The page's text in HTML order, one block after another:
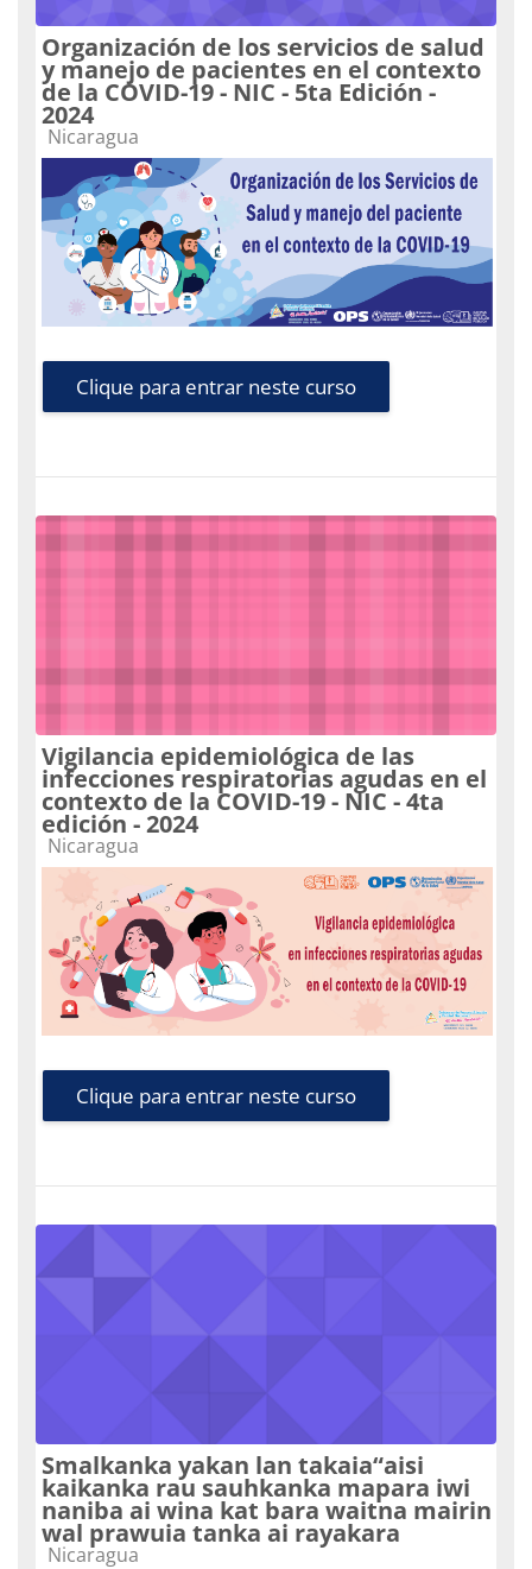
Organización de los servicios de salud
y manejo de pacientes en el contexto
de la COVID-19 - NIC - 5ta Edición -
2024
Categoria do curso
Nicaragua
Clique para entrar neste curso
Vigilancia epidemiológica de las
infecciones respiratorias agudas en el
contexto de la COVID-19 - NIC - 4ta
edición - 2024
Categoria do curso
Nicaragua
Clique para entrar neste curso
Smalkanka yakan lan takaia“aisi
kaikanka rau sauhkanka mapara iwi
naniba ai wina kat bara waitna mairin
wal prawuia tanka ai rayakara
Categoria do curso
Nicaragua